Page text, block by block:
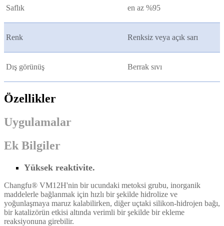
Saflık en az %95
Renk Renksiz veya açık sarı
Dış görünüş Berrak sıvı
Özellikler
Uygulamalar
Ek Bilgiler
Yüksek reaktivite.
Changfu® VM12H'nin bir ucundaki metoksi grubu, inorganik
maddelerle bağlanmak için hızlı bir şekilde hidrolize ve
yoğunlaşmaya maruz kalabilirken, diğer uçtaki silikon-hidrojen bağı,
bir katalizörün etkisi altında verimli bir şekilde bir ekleme
reaksiyonuna girebilir.